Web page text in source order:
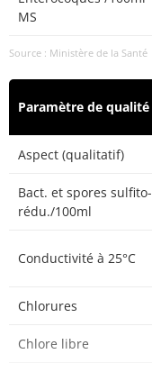
MS
Source : Ministère de la Santé
Paramètre de qualité
Aspect (qualitatif)
Bact. et spores sulfito-
rédu./100ml
Conductivité à 25°C
Chlorures
Chlore libre